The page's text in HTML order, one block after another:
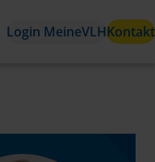
Login MeineVLHKontakt